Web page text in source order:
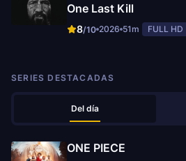
One Last Kill
8/10 2026 51m FULL HD
SERIES DESTACADAS
Del día
ONE PIECE